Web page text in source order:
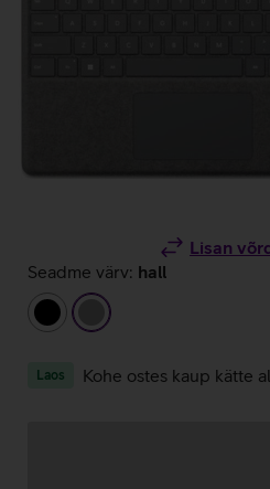
Lisan
Seadme värv: hall
must
hall
Laos Kohe ostes kaup kätte